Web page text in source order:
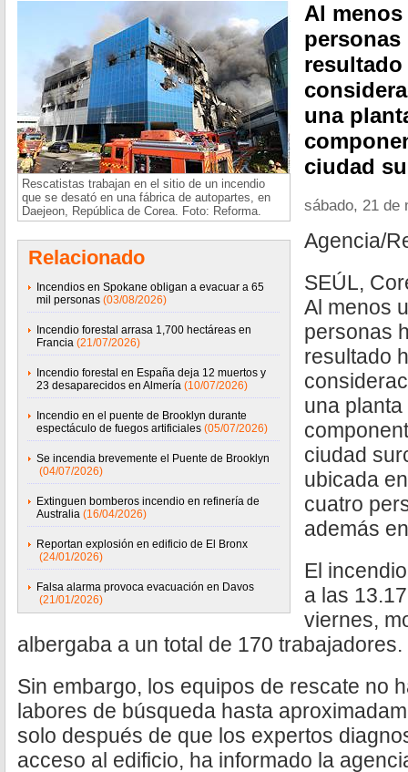
Rescatistas trabajan en el sitio de un incendio
que se desató en una fábrica de autopartes, en
Daejeon, República de Corea. Foto: Reforma.
Relacionado
Incendios en Spokane obligan a evacuar a 65
mil personas (03/08/2026)
Incendio forestal arrasa 1,700 hectáreas en
Francia (21/07/2026)
Incendio forestal en España deja 12 muertos y
23 desaparecidos en Almería (10/07/2026)
Incendio en el puente de Brooklyn durante
espectáculo de fuegos artificiales (05/07/2026)
Se incendia brevemente el Puente de Brooklyn
(04/07/2026)
Extinguen bomberos incendio en refinería de
Australia (16/04/2026)
Reportan explosión en edificio de El Bronx
(24/01/2026)
Falsa alarma provoca evacuación en Davos
(21/01/2026)
Al menos
personas
una
ciudad
sábado, 21 de
Agencia/
SEÚL,
Al menos
personas
resultado
una
ciudad
ubicada
cuatro
además
El
a las
viernes,
albergaba a un total de 170 trabajadores.
Sin embargo, los equipos de rescate no
labores de búsqueda hasta
solo después de que los expertos
acceso al edificio, ha informado la